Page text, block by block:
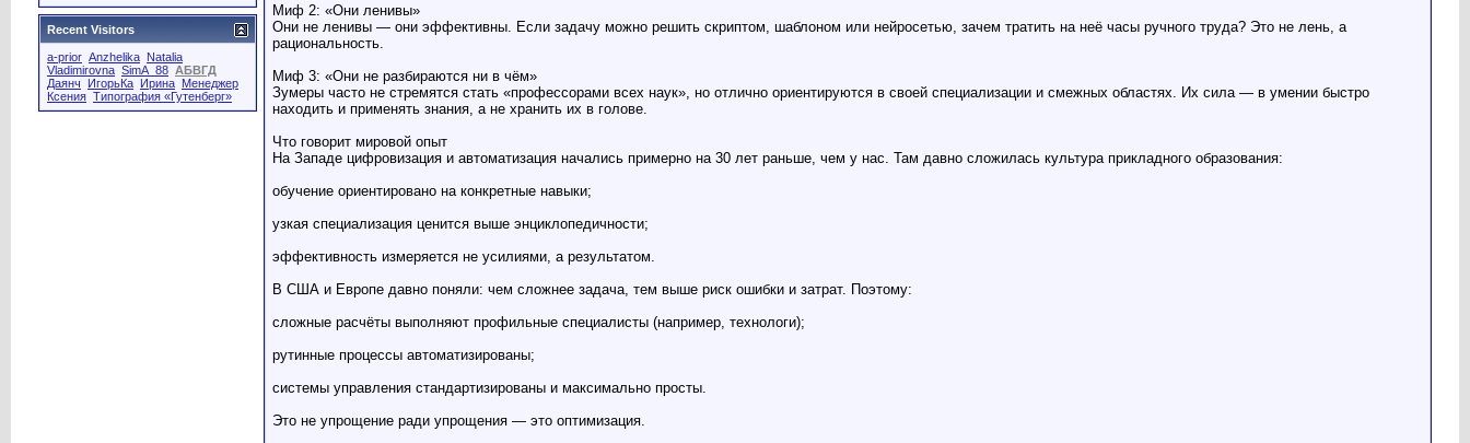
Миф 2: «Они ленивы»
Они не ленивы — они эффективны. Если задачу можно решить скриптом, шаблоном или нейросетью, зачем тратить на неё часы ручного труда? Это не лень, а
рациональность.
Миф 3: «Они не разбираются ни в чём»
Зумеры часто не стремятся стать «профессорами всех наук», но отлично ориентируются в своей специализации и смежных областях. Их сила — в умении быстро
находить и применять знания, а не хранить их в голове.
Что говорит мировой опыт
На Западе цифровизация и автоматизация начались примерно на 30 лет раньше, чем у нас. Там давно сложилась культура прикладного образования:
обучение ориентировано на конкретные навыки;
узкая специализация ценится выше энциклопедичности;
эффективность измеряется не усилиями, а результатом.
В США и Европе давно поняли: чем сложнее задача, тем выше риск ошибки и затрат. Поэтому:
сложные расчёты выполняют профильные специалисты (например, технологи);
рутинные процессы автоматизированы;
системы управления стандартизированы и максимально просты.
Это не упрощение ради упрощения — это оптимизация.
Recent Visitors
a-prior Anzhelika Natalia
Vladimirovna SimA_88 АБВГД
Даянч
ИгорьКа Ирина Менеджер
Ксения Типография «Гутенберг»